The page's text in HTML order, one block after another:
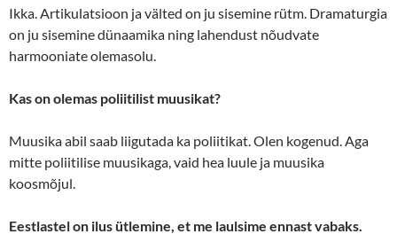
Ikka. Artikulatsioon ja välted on ju sisemine rütm. Dramaturgia
on ju sisemine dünaamika ning lahendust nõudvate
harmooniate olemasolu.
Kas on olemas poliitilist muusikat?
Muusika abil saab liigutada ka poliitikat. Olen kogenud. Aga
mitte poliitilise muusikaga, vaid hea luule ja muusika
koosmõjul.
Eestlastel on ilus ütlemine, et me laulsime ennast vabaks.